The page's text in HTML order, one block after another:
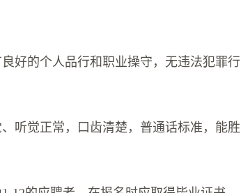
好的个人品行和职业操守，无违法犯罪行
听觉正常，口齿清楚，普通话标准，能胜